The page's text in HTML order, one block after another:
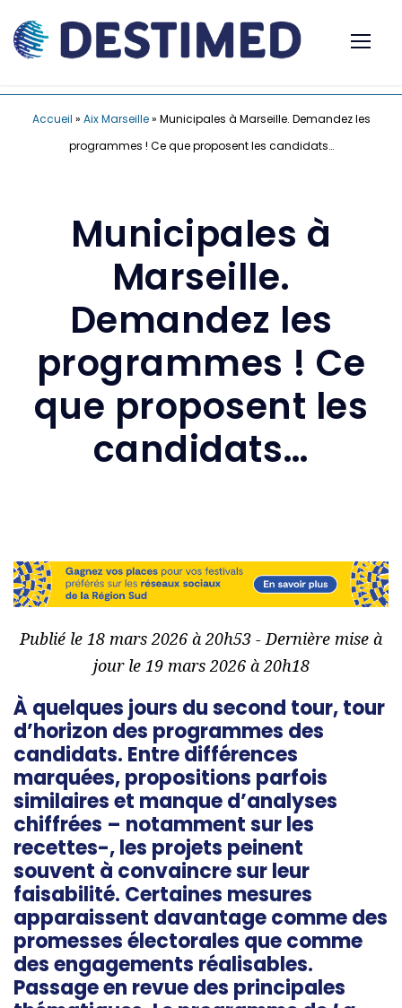
Accueil » Aix Marseille» Municipales à Marseille. Demandez les
programmes ! Ce que proposent les candidats…
Municipales à
Marseille.
Demandez les
programmes ! Ce
que proposent les
candidats…
Publié le 18 mars 2026 à 20h53 - Dernière mise à
jour le 19 mars 2026 à 20h18
À quelques jours du second tour, tour
d’horizon des programmes des
candidats. Entre différences
marquées, propositions parfois
similaires et manque d’analyses
chiffrées – notamment sur les
recettes-, les projets peinent
souvent à convaincre sur leur
faisabilité. Certaines mesures
apparaissent davantage comme des
promesses électorales que comme
des engagements réalisables.
Passage en revue des principales